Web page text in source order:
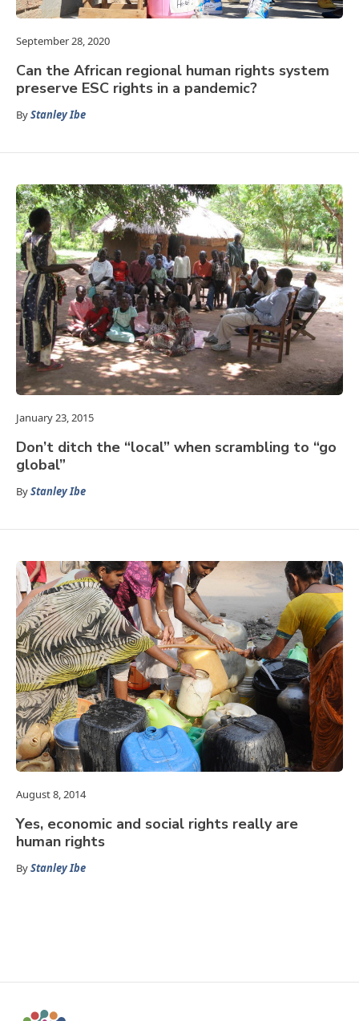
September 28, 2020
Can the African regional human rights system
preserve ESC rights in a pandemic?
ByStanley Ibe
January 23, 2015
Don’t ditch the “local” when scrambling to “go
global”
ByStanley Ibe
August 8, 2014
Yes, economic and social rights really are
human rights
ByStanley Ibe